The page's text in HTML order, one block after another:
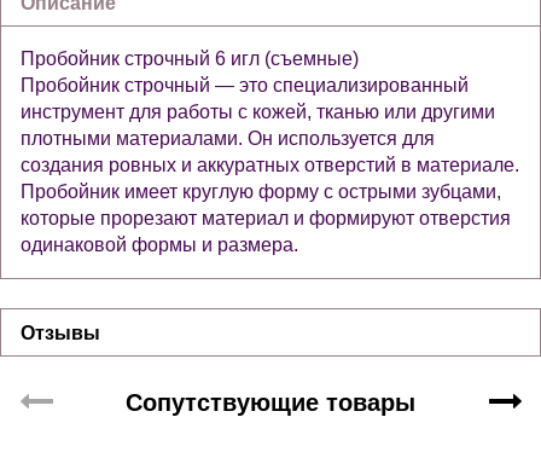
Пробойник строчный 6 игл (съемные)
Пробойник строчный — это специализированный
инструмент для работы с кожей, тканью или другими
плотными материалами. Он используется для
создания ровных и аккуратных отверстий в материале.
Пробойник имеет круглую форму с острыми зубцами,
которые прорезают материал и формируют отверстия
одинаковой формы и размера.
Отзывы
Сопутствующие товары